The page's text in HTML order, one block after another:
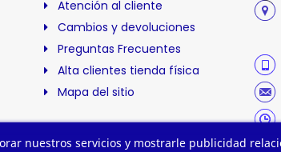
Atención al cliente
Cambios y devoluciones
Preguntas Frecuentes
Alta clientes tienda física
Mapa del sitio
nuestros servicios y mostrarle publicidad